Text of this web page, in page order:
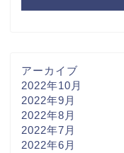
アーカイブ
2022年10月
2022年9月
2022年8月
2022年7月
2022年6月